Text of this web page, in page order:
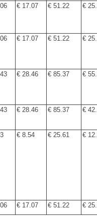
€ 17.07 € 51.22 €
€ 17.07 € 51.22 €
€ 28.46 € 85.37 €
€ 28.46 € 85.37 €
€ 8.54 € 25.61 €
€ 17.07 € 51.22 €